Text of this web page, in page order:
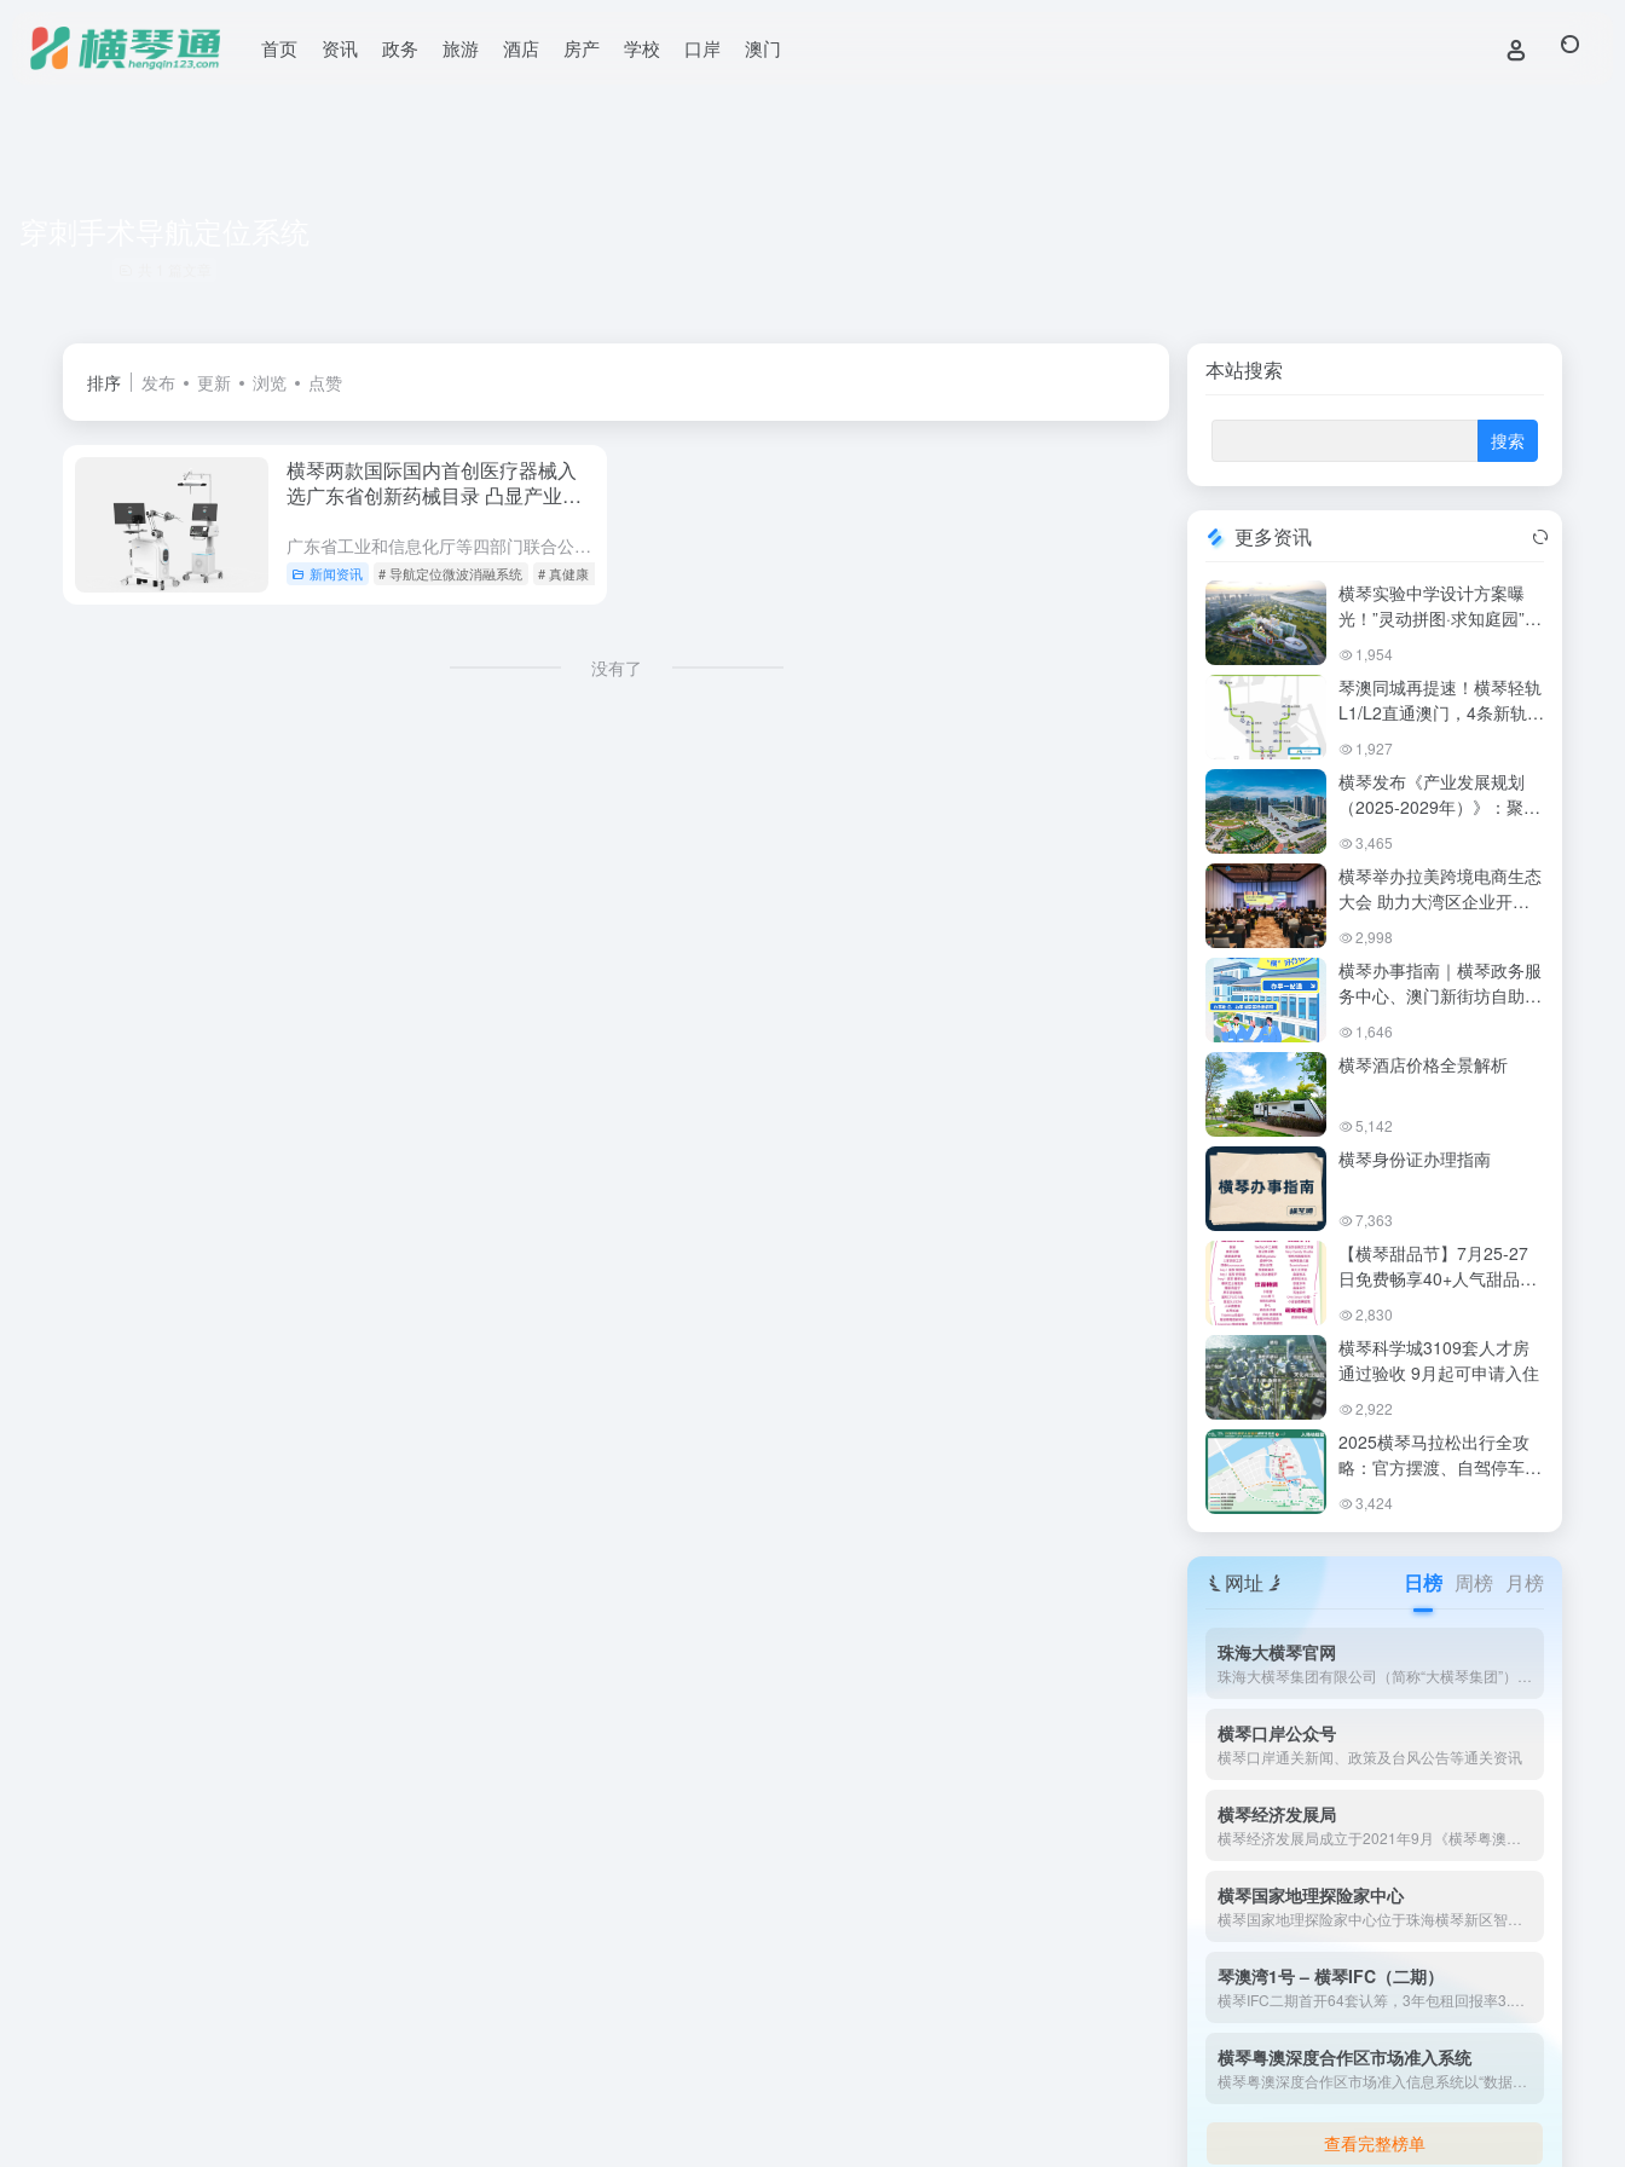
首页 资讯 政务 旅游 酒店 房产 学校 口岸 澳门
排序 发布 更新 浏览 点赞
横琴两款国际国内首创医疗器械入
选广东省创新药械目录 凸显产业竞
广东省工业和信息化厅等四部门联合公布《广东省已获批创新药械产品目录（第一批）》，横琴粤澳深度合作区企业研发的"导航定位微波消融系统"（国际首创）和"穿刺手术导航定位系统"（国内首创）两款创新医疗器械成...
新闻资讯 # 导航定位微波消融系统 # 真健康（广东横琴）
没有了
本站搜索
更多资讯
横琴实验中学设计方案曝
光！”灵动拼图·求知庭园”中
标，9月开学首招100人
1,954
琴澳同城再提速！横琴轻轨
L1/L2直通澳门，4条新轨交
+高铁站规划全曝光！
1,927
横琴发布《产业发展规划
（2025-2029年）》：聚焦
“四新”产业，推动琴澳一体
3,465
横琴举办拉美跨境电商生态
大会 助力大湾区企业开拓
5184亿美元蓝海市场
2,998
横琴办事指南｜横琴政务服
务中心、澳门新街坊自助办
事、人才服务中心全攻略
（2026最新）
1,646
横琴酒店价格全景解析
5,142
横琴身份证办理指南​
7,363
【横琴甜品节】7月25-27
日免费畅享40+人气甜品品
牌，附交通攻略
2,830
横琴科学城3109套人才房
通过验收 9月起可申请入住
2,922
2025横琴马拉松出行全攻
略：官方摆渡、自驾停车、
网约车及公交指南发布
3,424
网址 日榜 周榜 月榜
珠海大横琴官网
横琴口岸公众号
横琴口岸通关新闻、政策及台风公告等通关资讯
横琴经济发展局
横琴国家地理探险家中心
琴澳湾1号 – 横琴IFC（二期）
横琴粤澳深度合作区市场准入系统
查看完整榜单